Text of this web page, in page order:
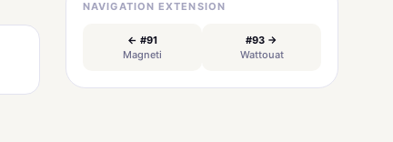
NAVIGATION EXTENSION
← #91
Magneti
#93 →
Wattouat